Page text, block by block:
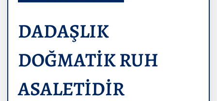
DADAŞLIK
DOĞMATİK RUH
ASALETİDİR